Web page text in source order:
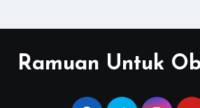
Ramuan Untuk